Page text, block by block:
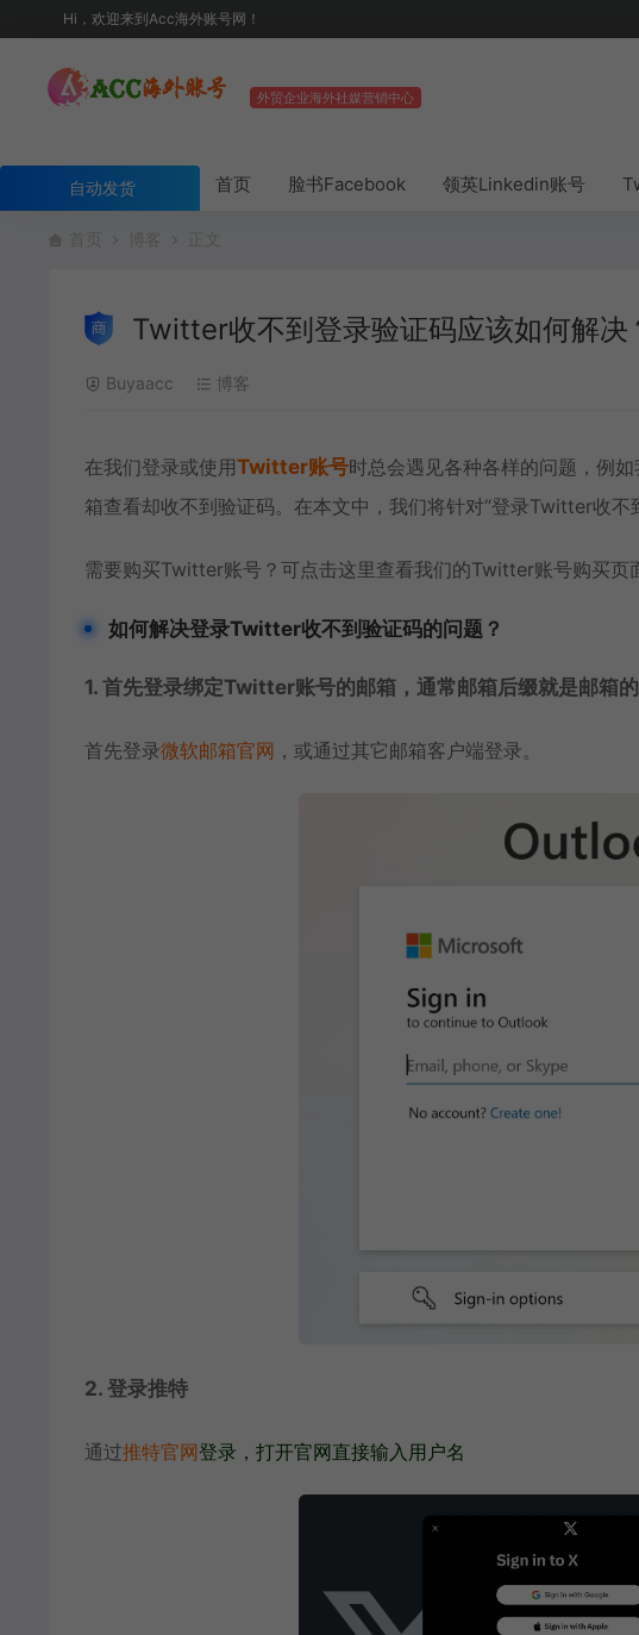
Hi，欢迎来到Acc海外账号网！
外贸企业海外社媒营销中心
自动发货 首页 脸书Facebook 领英Linkedin账号
Twitter收不到登录验证码应该如何解决
Buyaacc 博客
在我们登录或使用Twitter账号时总会遇见各种各样的问题，例
箱查看却收不到验证码。在本文中，我们将针对“登录Twitter收不
需要购买Twitter账号？可点击这里查看我们的Twitter账号购买页
如何解决登录Twitter收不到验证码的问题？
1. 首先登录绑定Twitter账号的邮箱，通常邮箱后缀就是邮箱
首先登录微软邮箱官网 ，或通过其它邮箱客户端登录。
2. 登录推特
通过推特官网登录，打开官网直接输入用户名